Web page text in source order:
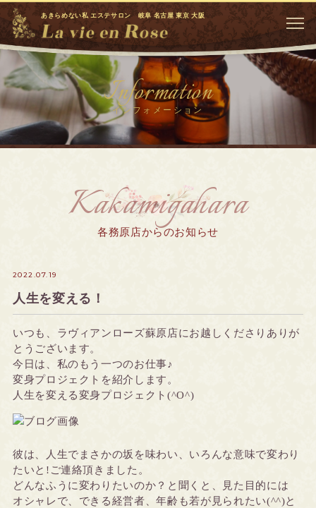
あきらめない私 エステサロン 岐阜 名古屋 東京 大阪
Information
インフォメーション
Kakamigahara
各務原店からのお知らせ
2022.07.19
人生を変える！
いつも、ラヴィアンローズ蘇原店にお越しくださりありが
とうございます。
今日は、私のもう一つのお仕事♪
変身プロジェクトを紹介します。
人生を変える変身プロジェクト(^O^)
彼は、人生でまさかの坂を味わい、いろんな意味で変わり
たいと!ご連絡頂きました。
どんなふうに変わりたいのか？と聞くと、見た目的には
オシャレで、できる経営者、年齢も若が見られたい(^^)と